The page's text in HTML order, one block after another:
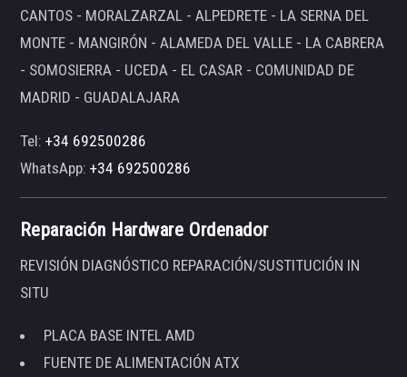
CANTOS - MORALZARZAL - ALPEDRETE - LA SERNA DEL
MONTE - MANGIRÓN - ALAMEDA DEL VALLE - LA CABRERA
- SOMOSIERRA - UCEDA - EL CASAR - COMUNIDAD DE
MADRID - GUADALAJARA
Tel:+34 692500286
WhatsApp:+34 692500286
Reparación Hardware Ordenador
REVISIÓN DIAGNÓSTICO REPARACIÓN/SUSTITUCIÓN IN
SITU
PLACA BASE INTEL AMD
FUENTE DE ALIMENTACIÓN ATX